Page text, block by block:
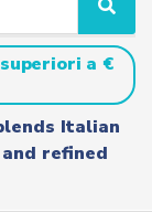
S
e
a
r
c
h
a €
Italian
refined